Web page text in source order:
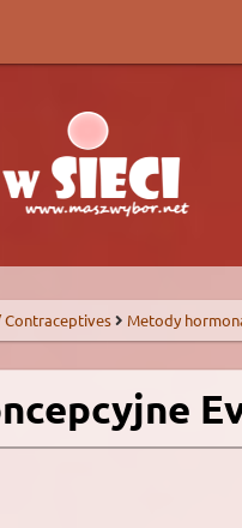
Contraceptives Metody